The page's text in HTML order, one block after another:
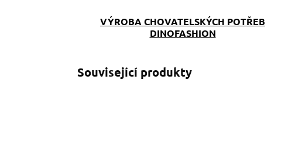
VÝROBA CHOVATELSKÝCH POTŘEB
DINOFASHION
Související produkty